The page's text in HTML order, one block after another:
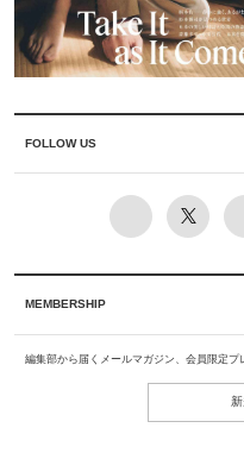
FOLLOW US
MEMBERSHIP
編集部から届くメールマガジン、会員限定